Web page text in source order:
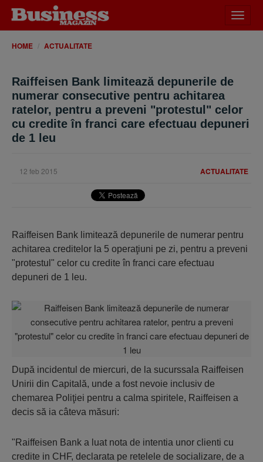
meniu
HOME ACTUALITATE
Raiffeisen Bank limitează depunerile de
numerar consecutive pentru achitarea
ratelor, pentru a preveni "protestul" celor
cu credite în franci care efectuau depuneri
de 1 leu
ACTUALITATE
12 feb 2015
Raiffeisen Bank limitează depunerile de numerar pentru
achitarea creditelor la 5 operaţiuni pe zi, pentru a preveni
"protestul" celor cu credite în franci care efectuau
depuneri de 1 leu.
După incidentul de miercuri, de la sucurssala Raiffeisen
Unirii din Capitală, unde a fost nevoie inclusiv de
chemarea Poliţiei pentru a calma spiritele, Raiffeisen a
decis să ia câteva măsuri:
"Raiffeisen Bank a luat nota de intentia unor clienti cu
credite in CHF, declarata pe retelele de socializare, de a